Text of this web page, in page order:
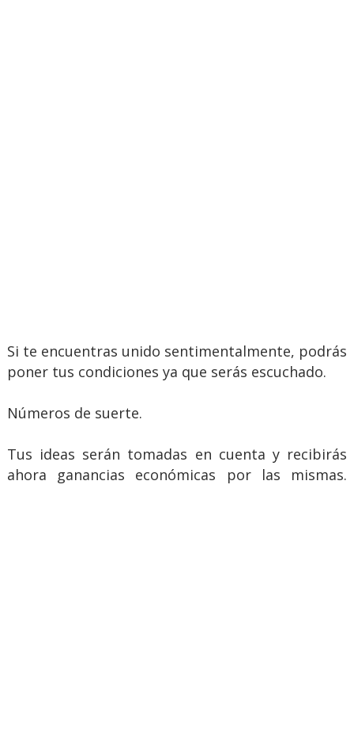
Si te encuentras unido sentimentalmente, podrás
poner tus condiciones ya que serás escuchado.
Números de suerte.
Tus ideas serán tomadas en cuenta y recibirás
ahora ganancias económicas por las mismas.